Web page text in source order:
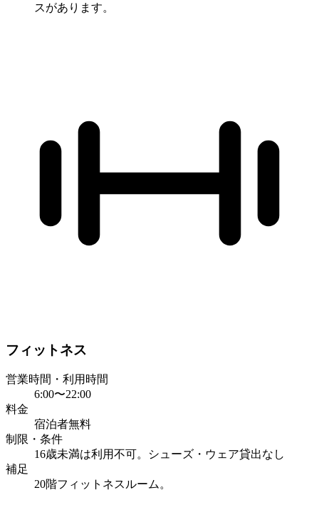
スがあります。
フィットネス
営業時間・利用時間
6:00〜22:00
料金
宿泊者無料
制限・条件
16歳未満は利用不可。シューズ・ウェア貸出なし
補足
20階フィットネスルーム。